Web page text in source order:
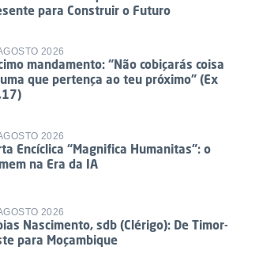
para Construir o Futuro
2026
mandamento: “Não cobiçarás coisa
que pertença ao teu próximo” (Ex
2026
Encíclica “Magnifica Humanitas”: o
na Era da IA
2026
Nascimento, sdb (Clérigo): De Timor-
para Moçambique